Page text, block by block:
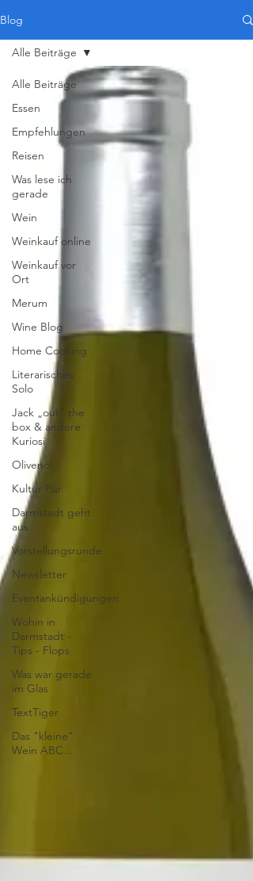
Blog
Alle Beiträge
Essen
Empfehlungen
Reisen
Was lese ich
gerade
Wein
Weinkauf online
Weinkauf vor
Ort
Merum
Wine Blog
Home Cooking
Literarisches
Solo
Jack „out“ the
box & andere
Kuriosi
Olivenöl
Kultur Pur
Darmstadt geht
aus
Vorstellungsrunde
Newsletter
Eventankündigungen
Wohin in
Darmstadt -
Tips - Flops
Was war gerade
im Glas
TextTiger
Das "kleine"
Wein ABC...
Alle Beiträge